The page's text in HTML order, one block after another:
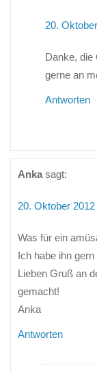
20.
Danke, die
gerne an
Antworten
Anka sagt:
20. Oktober
Was für ein
Ich habe ihn gern
Lieben Gruß an
gemacht!
Anka
Antworten